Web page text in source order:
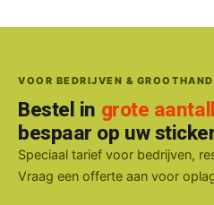
VOOR BEDRIJVEN &
Bestel in grote
bespaar op uw
Speciaal tarief voor bedrijven,
Vraag een offerte aan voor